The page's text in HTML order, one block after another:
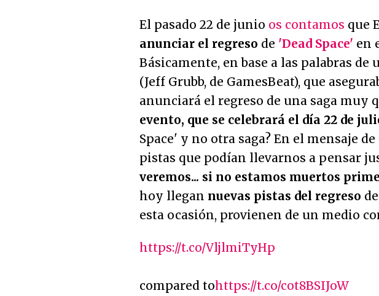
El pasado 22 de junio os contamos que
anunciar el regreso de 'Dead Space' en
Básicamente, en base a las palabras
(Jeff Grubb, de GamesBeat), que
anunciará el regreso de una saga muy
evento, que se celebrará el día 22 de
Space' y no otra saga? En el mensaje
pistas que podían llevarnos a pensar
veremos... si no estamos muertos
hoy llegan nuevas pistas del regreso
esta ocasión, provienen de un medio
https://t.co/VljlmiTyHp
compared tohttps://t.co/cot8BSIJoW